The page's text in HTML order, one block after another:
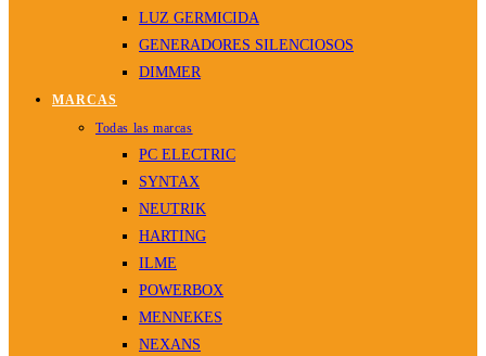
LUZ GERMICIDA
GENERADORES SILENCIOSOS
DIMMER
MARCAS
Todas las marcas
PC ELECTRIC
SYNTAX
NEUTRIK
HARTING
ILME
POWERBOX
MENNEKES
NEXANS